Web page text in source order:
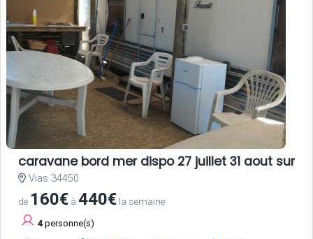
caravane bord mer dispo 27 juillet 31 aout sur
Vias 34450
de 160€ à 440€ la semaine
4 personne(s)